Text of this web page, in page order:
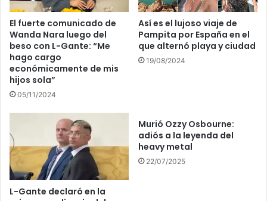
El fuerte comunicado de
Wanda Nara luego del
beso con L-Gante: “Me
hago cargo
económicamente de mis
hijos sola”
05/11/2024
Así es el lujoso viaje de
Pampita por España en el
que alternó playa y ciudad
19/08/2024
L-Gante declaró en la
Murió Ozzy Osbourne:
adiós a la leyenda del
heavy metal
22/07/2025